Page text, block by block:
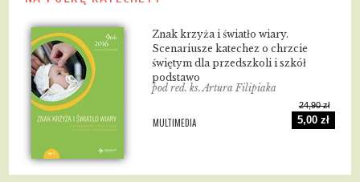
Znak krzyża i światło wiary.
Scenariusze katechez o chrzcie
świętym dla przedszkoli i szkół
podstawo
pod red. ks. Artura Filipiaka
MULTIMEDIA
24,90 zł
5,00 zł